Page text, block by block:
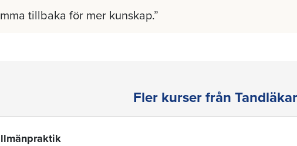
tillbaka för mer kunskap.
Fler kurser från